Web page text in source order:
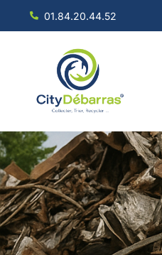
01.84.20.44.52